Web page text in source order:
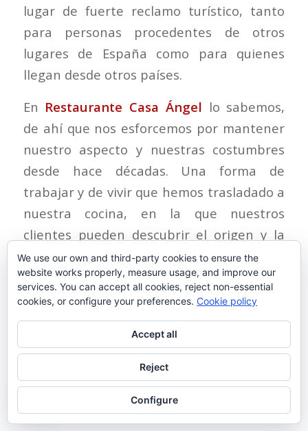
lugar de fuerte reclamo turístico, tanto
para personas procedentes de otros
lugares de España como para quienes
llegan desde otros países.
En Restaurante Casa Ángel lo sabemos,
de ahí que nos esforcemos por mantener
nuestro aspecto y nuestras costumbres
desde hace décadas. Una forma de
trabajar y de vivir que hemos trasladado a
nuestra cocina, en la que nuestros
clientes pueden descubrir el origen y la
historia deLa Albufera de Valencia
manera natural.
En este sentido, nuestro restaurante
conserva su encanto de caserón de
pueblo, luciendo en sus paredes los
aperos propios de los trabajos de campo.
Particular decoración que conecta a
nuestros comensales con otra época y con
We use our own and third-party cookies to ensure the
website works properly, measure usage, and improve our
services. You can accept all cookies, reject non-essential
cookies, or configure your preferences. Cookie policy
Accept all
Reject
Configure